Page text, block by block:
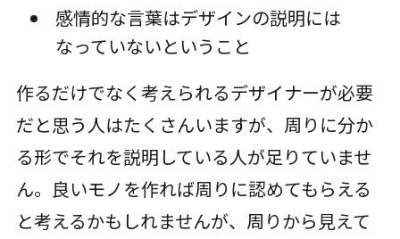
感情的な言葉はデザインの説明には
なっていないということ
作るだけでなく考えられるデザイナーが必要
だと思う人はたくさんいますが、周りに分か
る形でそれを説明している人が足りていませ
ん。良いモノを作れば周りに認めてもらえる
と考えるかもしれませんが、周りから見えて